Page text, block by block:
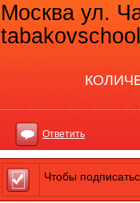
Москва ул.
Ответить
Чтобы